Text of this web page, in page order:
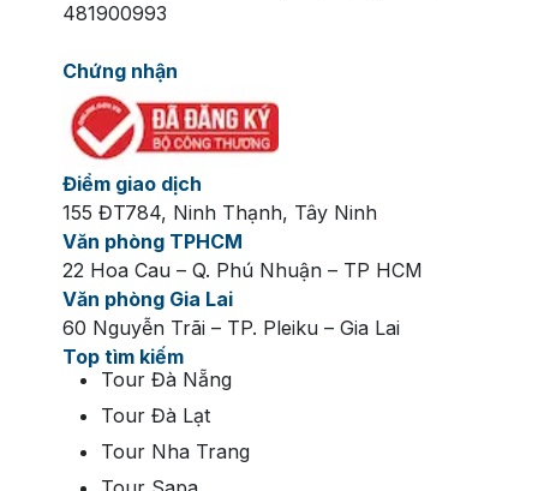
481900993
Chứng nhận
Điểm giao dịch
155 ĐT784, Ninh Thạnh, Tây Ninh
Văn phòng TPHCM
22 Hoa Cau – Q. Phú Nhuận – TP HCM
Văn phòng Gia Lai
60 Nguyễn Trãi – TP. Pleiku – Gia Lai
Top tìm kiếm
Tour Đà Nẵng
Tour Đà Lạt
Tour Nha Trang